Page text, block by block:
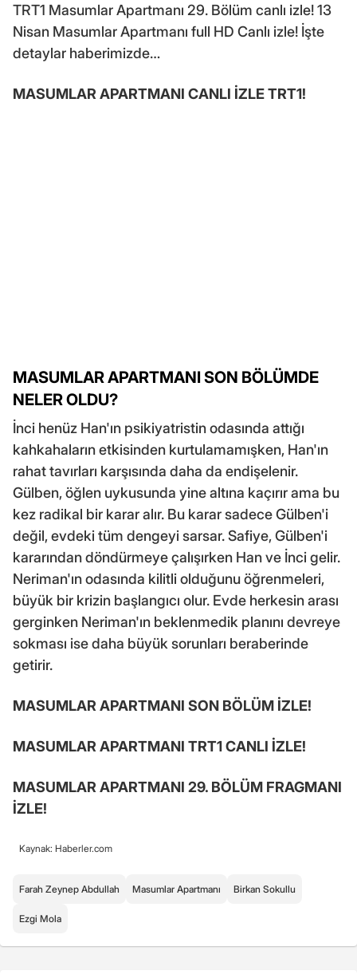
TRT1 Masumlar Apartmanı 29. Bölüm canlı izle! 13
Nisan Masumlar Apartmanı full HD Canlı izle! İşte
detaylar haberimizde…
MASUMLAR APARTMANI CANLI İZLE TRT1!
MASUMLAR APARTMANI SON BÖLÜMDE
NELER OLDU?
İnci henüz Han'ın psikiyatristin odasında attığı
kahkahaların etkisinden kurtulamamışken, Han'ın
rahat tavırları karşısında daha da endişelenir.
Gülben, öğlen uykusunda yine altına kaçırır ama bu
kez radikal bir karar alır. Bu karar sadece Gülben'i
değil, evdeki tüm dengeyi sarsar. Safiye, Gülben'i
kararından döndürmeye çalışırken Han ve İnci gelir.
Neriman'ın odasında kilitli olduğunu öğrenmeleri,
büyük bir krizin başlangıcı olur. Evde herkesin arası
gerginken Neriman'ın beklenmedik planını devreye
sokması ise daha büyük sorunları beraberinde
getirir.
MASUMLAR APARTMANI SON BÖLÜM İZLE!
MASUMLAR APARTMANI TRT1 CANLI İZLE!
MASUMLAR APARTMANI 29. BÖLÜM FRAGMANI
İZLE!
Kaynak: Haberler.com
Farah Zeynep Abdullah Masumlar Apartmanı Birkan Sokullu
Ezgi Mola